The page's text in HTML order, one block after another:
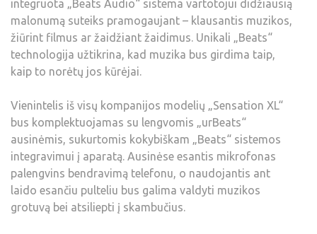
integruota „Beats Audio“ sistema vartotojui didžiausią
malonumą suteiks pramogaujant – klausantis muzikos,
žiūrint filmus ar žaidžiant žaidimus. Unikali „Beats“
technologija užtikrina, kad muzika bus girdima taip,
kaip to norėtų jos kūrėjai.
Vienintelis iš visų kompanijos modelių „Sensation XL“
bus komplektuojamas su lengvomis „urBeats“
ausinėmis, sukurtomis kokybiškam „Beats“ sistemos
integravimui į aparatą. Ausinėse esantis mikrofonas
palengvins bendravimą telefonu, o naudojantis ant
laido esančiu pulteliu bus galima valdyti muzikos
grotuvą bei atsiliepti į skambučius.